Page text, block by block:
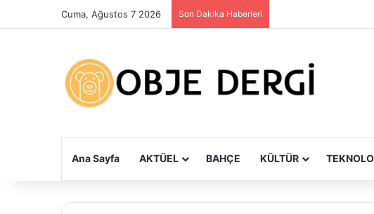
Cuma, Ağustos 7 2026 Son Dakika Haberleri
Ana Sayfa AKTÜEL BAHÇE KÜLTÜR